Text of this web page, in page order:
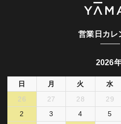
営業日カレ
2026
日 月 火 水
26
27 28 29
2
3 4 5